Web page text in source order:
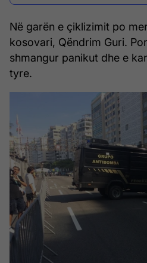
Në garën e çiklizimit po
kosovari, Qëndrim Guri.
shmangur panikut dhe e
tyre.